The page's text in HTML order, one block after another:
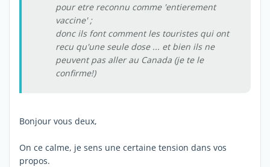
pour etre reconnu comme 'entierement
vaccine' ;
donc ils font comment les touristes qui ont
recu qu'une seule dose ... et bien ils ne
peuvent pas aller au Canada (je te le
confirme!)
Bonjour vous deux,
On ce calme, je sens une certaine tension dans vos
propos.